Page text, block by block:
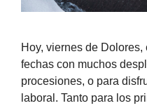
Hoy, viernes de
fechas con muchos
procesiones, o para
laboral. Tanto para los